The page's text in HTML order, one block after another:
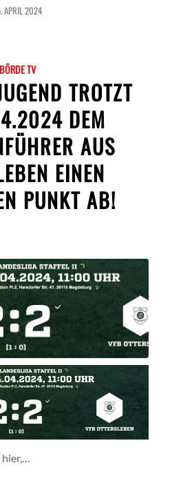
APRIL 2024
BÖRDE TV
TROTZT
DEM
AUS
EINEN
PUNKT AB!